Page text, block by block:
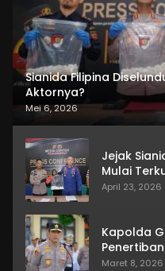
Sianida Filipina
Aktornya?
Mei 6, 2026
Jejak
Mulai
April 23, 2026
Kapolda
Maret 8, 2026